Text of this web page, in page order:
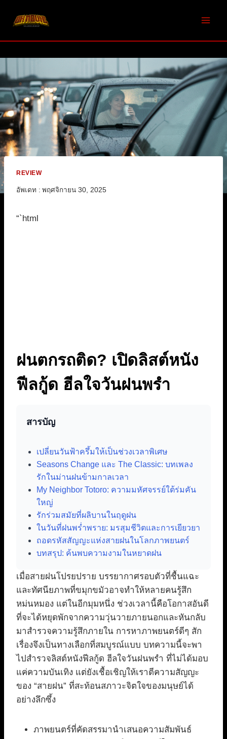
REVIEW
อัพเดท : พฤศจิกายน 30, 2025
“`html
ฝนตกรถติด? เปิดลิสต์หนัง
ฟีลกู้ด ฮีลใจวันฝนพรำ
สารบัญ
เปลี่ยนวันฟ้าครึ้มให้เป็นช่วงเวลาพิเศษ
Seasons Change และ The Classic: บทเพลง
รักในม่านฝนข้ามกาลเวลา
My Neighbor Totoro: ความมหัศจรรย์ใต้ร่มคัน
ใหญ่
รักร่วมสมัยที่ผลิบานในฤดูฝน
ในวันที่ฝนพร่ำพราย: มรสุมชีวิตและการเยียวยา
ถอดรหัสสัญญะแห่งสายฝนในโลกภาพยนตร์
บทสรุป: ค้นพบความงามในหยาดฝน
เมื่อสายฝนโปรยปราย บรรยากาศรอบตัวที่ชื้นแฉะ
และทัศนียภาพที่ขมุกขมัวอาจทำให้หลายคนรู้สึก
หม่นหมอง แต่ในอีกมุมหนึ่ง ช่วงเวลานี้คือโอกาสอันดี
ที่จะได้หยุดพักจากความวุ่นวายภายนอกและหันกลับ
มาสำรวจความรู้สึกภายใน การหาภาพยนตร์ดีๆ สัก
เรื่องจึงเป็นทางเลือกที่สมบูรณ์แบบ บทความนี้จะพา
ไปสำรวจลิสต์หนังฟีลกู้ด ฮีลใจวันฝนพรำ ที่ไม่ได้มอบ
แค่ความบันเทิง แต่ยังเชื้อเชิญให้เราตีความสัญญะ
ของ “สายฝน” ที่สะท้อนสภาวะจิตใจของมนุษย์ได้
อย่างลึกซึ้ง
ภาพยนตร์ที่คัดสรรมานำเสนอความสัมพันธ์